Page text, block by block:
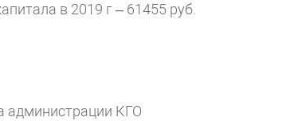
в 2019 г – 61455 руб.
администрации КГО